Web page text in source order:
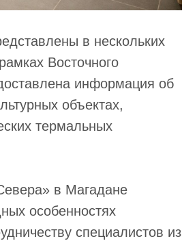
в нескольких
Восточного
информация об
объектах,
термальных
в Магадане
особенностях
специалистов из